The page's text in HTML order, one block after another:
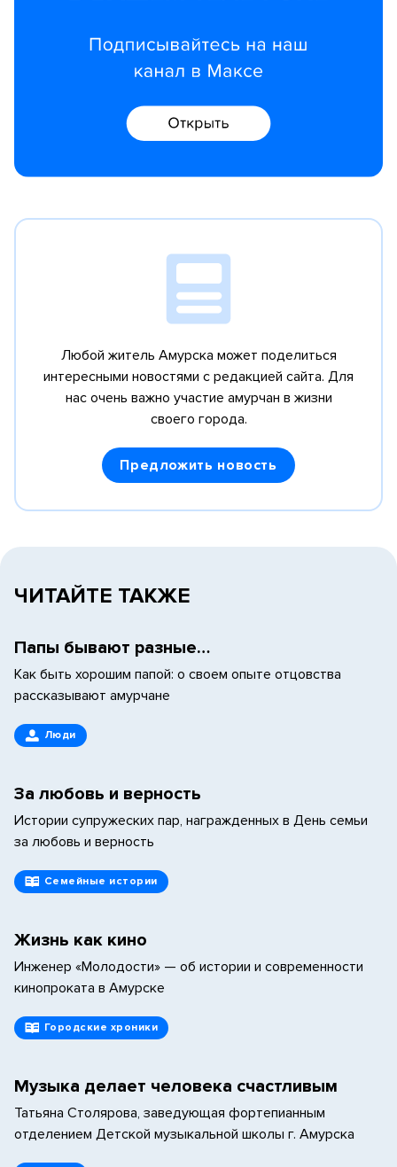
Любой житель Амурска может поделиться
интересными новостями с редакцией сайта. Для
нас очень важно участие амурчан в жизни
своего города.
Предложить новость
ЧИТАЙТЕ ТАКЖЕ
Папы бывают разные…
Как быть хорошим папой: о своем опыте отцовства
рассказывают амурчане
Люди
За любовь и верность
Истории супружеских пар, награжденных в День семьи
за любовь и верность
Семейные истории
Жизнь как кино
Инженер «Молодости» — об истории и современности
кинопроката в Амурске
Городские хроники
Музыка делает человека счастливым
Татьяна Столярова, заведующая фортепианным
отделением Детской музыкальной школы г. Амурска